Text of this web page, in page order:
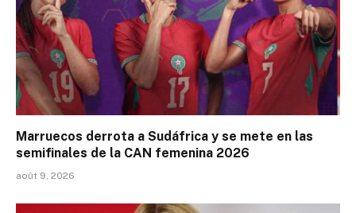
Marruecos derrota a Sudáfrica y se mete en las
semifinales de la CAN femenina 2026
août 9, 2026